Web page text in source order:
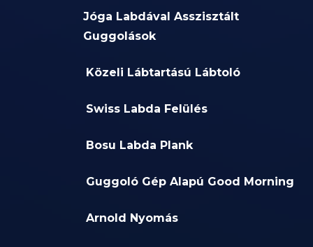
Jóga Labdával Asszisztált
Guggolások
Közeli Lábtartású Lábtoló
Swiss Labda Felülés
Bosu Labda Plank
Guggoló Gép Alapú Good Morning
Arnold Nyomás